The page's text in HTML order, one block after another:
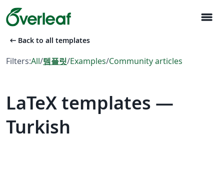
menu
arrow_left_alt Back to all templates
Filters:All/템플릿/Examples/Community articles
LaTeX templates —
Turkish